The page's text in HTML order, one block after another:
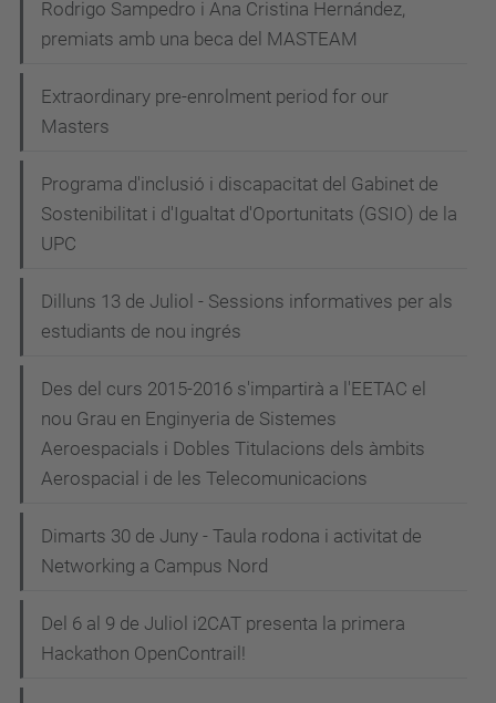
Rodrigo Sampedro i Ana Cristina Hernández,
premiats amb una beca del MASTEAM
Extraordinary pre-enrolment period for our
Masters
Programa d'inclusió i discapacitat del Gabinet de
Sostenibilitat i d'Igualtat d'Oportunitats (GSIO) de la
UPC
Dilluns 13 de Juliol - Sessions informatives per als
estudiants de nou ingrés
Des del curs 2015-2016 s'impartirà a l'EETAC el
nou Grau en Enginyeria de Sistemes
Aeroespacials i Dobles Titulacions dels àmbits
Aerospacial i de les Telecomunicacions
Dimarts 30 de Juny - Taula rodona i activitat de
Networking a Campus Nord
Del 6 al 9 de Juliol i2CAT presenta la primera
Hackathon OpenContrail!